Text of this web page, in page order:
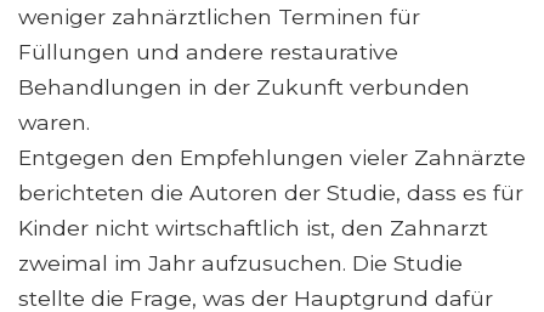
weniger zahnärztlichen Terminen für
Füllungen und andere restaurative
Behandlungen in der Zukunft verbunden
waren.
Entgegen den Empfehlungen vieler Zahnärzte
berichteten die Autoren der Studie, dass es für
Kinder nicht wirtschaftlich ist, den Zahnarzt
zweimal im Jahr aufzusuchen. Die Studie
stellte die Frage, was der Hauptgrund dafür